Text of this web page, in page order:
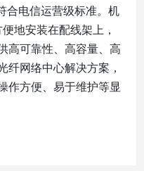
合电信运营级标准。机
地安装在配线架上，
高可靠性、高容量、高
纤网络中心解决方案，
作方便、易于维护等显